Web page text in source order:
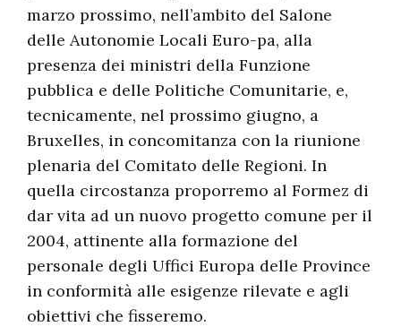
marzo prossimo, nell’ambito del Salone
delle Autonomie Locali Euro-pa, alla
presenza dei ministri della Funzione
pubblica e delle Politiche Comunitarie, e,
tecnicamente, nel prossimo giugno, a
Bruxelles, in concomitanza con la riunione
plenaria del Comitato delle Regioni. In
quella circostanza proporremo al Formez di
dar vita ad un nuovo progetto comune per il
2004, attinente alla formazione del
personale degli Uffici Europa delle Province
in conformità alle esigenze rilevate e agli
obiettivi che fisseremo.